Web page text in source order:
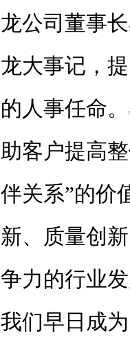
龙公司董事
龙大事记，
的人事任命
助客户提高
伴关系”的价
新、质量创
争力的行业
我们早日成